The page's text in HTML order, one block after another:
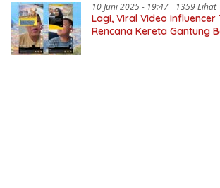
10 Juni 2025 - 19:47 1359 Lihat
Lagi, Viral Video Influencer
Rencana Kereta Gantung